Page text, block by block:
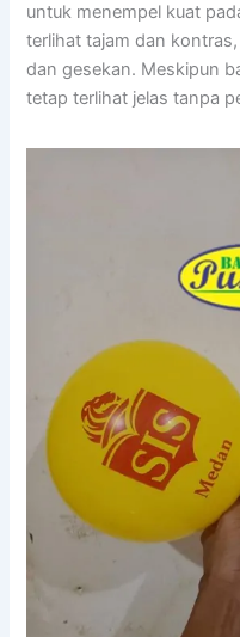
untuk menempel kuat
terlihat tajam dan
dan gesekan. Meskipun
tetap terlihat jelas tanpa